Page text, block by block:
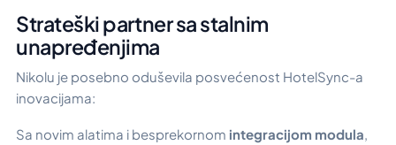
Strateški partner sa stalnim
unapređenjima
Nikolu je posebno oduševila posvećenost HotelSync-a
inovacijama:
Sa novim alatima i besprekornom integracijom modula